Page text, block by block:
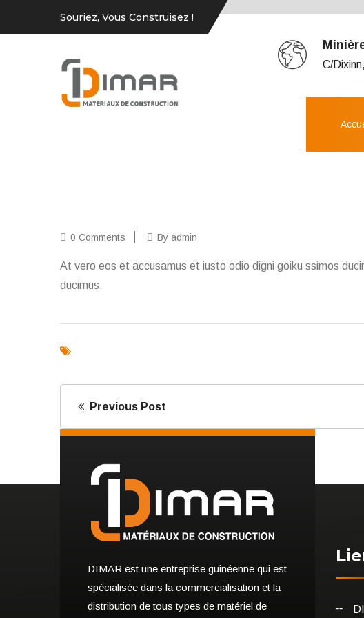
Souriez, Vous Construisez !
C/
0 Comments By admin
At vero eos et accusamus et iusto odio digni goiku ssimos
ducimus.
Previous Post
DIMAR est une entreprise guinéenne qui est
spécialisée dans la commercialisation et la
distribution de tous types de matériel de